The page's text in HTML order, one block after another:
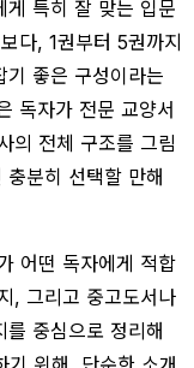
게 특히 잘 맞는 입문
다, 1권부터 5권까지
좋은 구성이라는
독자가 전문 교양서
의 전체 구조를 그림
분히 선택할 만해
어떤 독자에게 적합
, 그리고 중고도서나
중심으로 정리해